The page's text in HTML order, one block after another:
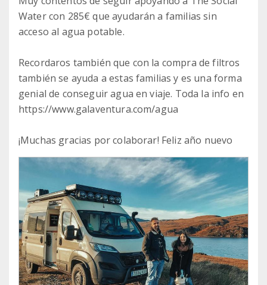
Water con 285€ que ayudarán a familias sin
acceso al agua potable.
Recordaros también que con la compra de filtros
también se ayuda a estas familias y es una forma
genial de conseguir agua en viaje. Toda la info en
https://www.galaventura.com/agua
¡Muchas gracias por colaborar! Feliz año nuevo